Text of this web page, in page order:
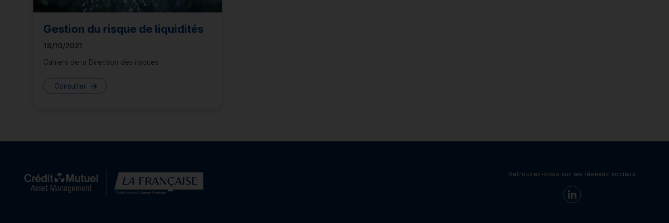
Gestion du risque de liquidités
18/10/2021
Cahiers de la Direction des risques
Consulter
Retrouvez-nous sur les réseaux sociaux
Retrouvez-nous sur LinkedIn